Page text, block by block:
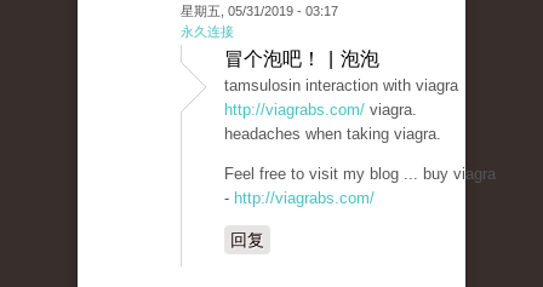
星期五, 05/31/2019 - 03:17
永久连接
冒个泡吧！ | 泡泡
tamsulosin interaction with viagra
http://viagrabs.com/ viagra.
headaches when taking viagra.
Feel free to visit my blog ... buy viagra
- http://viagrabs.com/
回复